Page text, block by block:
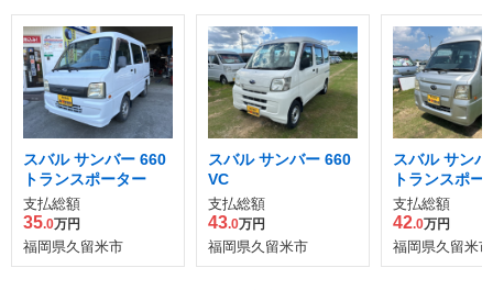
スバル サンバー 660
トランスポーター
支払総額
35.0万円
福岡県久留米市
スバル サンバー 660
VC
支払総額
43.0万円
福岡県久留米市
スバル サン
トランスポー
支払総額
42.0万円
福岡県久留米市